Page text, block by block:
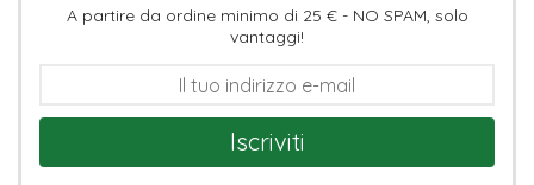
A partire da ordine minimo di 25 € - NO SPAM, solo
vantaggi!
Iscriviti